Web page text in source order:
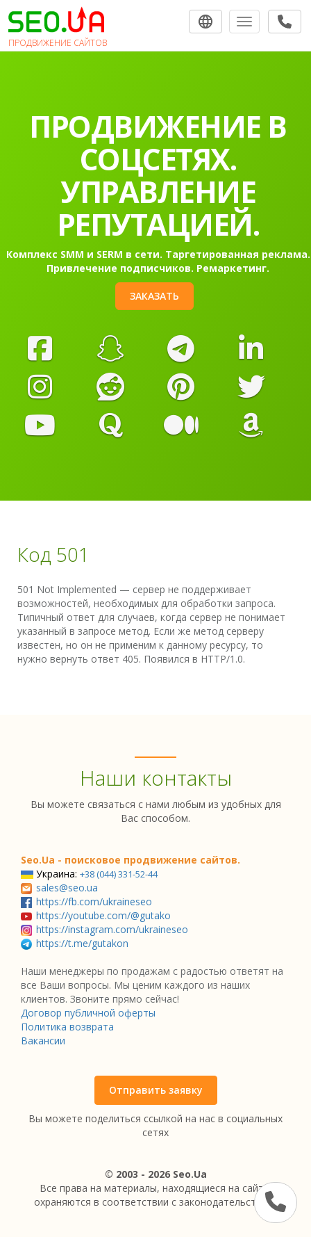
ПРОДВИЖЕНИЕ САЙТОВ
Toggle
ПРОДВИЖЕНИЕ В
СОЦСЕТЯХ.
УПРАВЛЕНИЕ
РЕПУТАЦИЕЙ.
Комплекс SMM и SERM в сети. Таргетированная реклама.
Привлечение подписчиков. Ремаркетинг.
ЗАКАЗАТЬ
Код 501
501 Not Implemented — сервер не поддерживает
возможностей, необходимых для обработки запроса.
Типичный ответ для случаев, когда сервер не понимает
указанный в запросе метод. Если же метод серверу
известен, но он не применим к данному ресурсу, то
нужно вернуть ответ 405. Появился в HTTP/1.0.
Наши контакты
Вы можете связаться с нами любым из удобных для
Вас способом.
Seo.Ua - поисковое продвижение сайтов.
Украина: +38 (044) 331-52-44
sales@seo.ua
https://fb.com/ukraineseo
https://youtube.com/@gutako
https://instagram.com/ukraineseo
https://t.me/gutakon
Наши менеджеры по продажам с радостью ответят на
все Ваши вопросы. Мы ценим каждого из наших
клиентов. Звоните прямо сейчас!
Договор публичной оферты
Политика возврата
Вакансии
Отправить заявку
Вы можете поделиться ссылкой на нас в социальных
сетях
© 2003 - 2026 Seo.Ua
Все права на материалы, находящиеся на сайте,
охраняются в соответствии с законодательством.